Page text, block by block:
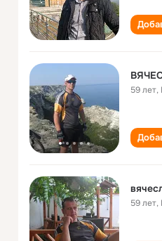
59 лет,
59 лет,